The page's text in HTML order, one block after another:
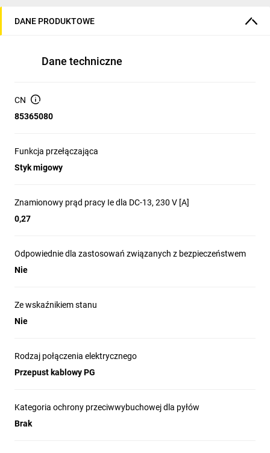
31 mm. Znamionowy prąd pracy urządzenia dla DC 230 V
wynosi 3 A.
DANE PRODUKTOWE
Dane techniczne
CN
85365080
Funkcja przełączająca
Styk migowy
Znamionowy prąd pracy Ie dla DC-13, 230 V [A]
0,27
Odpowiednie dla zastosowań związanych z bezpieczeństwem
Nie
Ze wskaźnikiem stanu
Nie
Rodzaj połączenia elektrycznego
Przepust kablowy PG
Kategoria ochrony przeciwwybuchowej dla pyłów
Brak